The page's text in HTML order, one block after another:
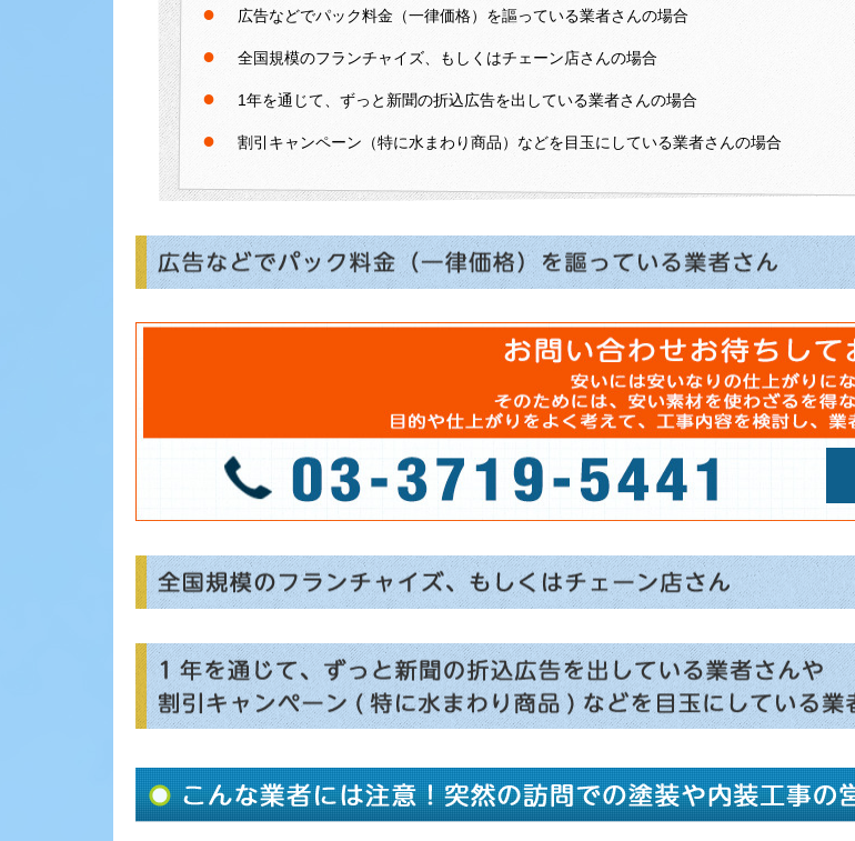
● 広告などでパック料金（一律価格）を謳っている業者さんの場合
● 全国規模のフランチャイズ、もしくはチェーン店さんの場合
● 1年を通じて、ずっと新聞の折込広告を出している業者さんの場合
● 割引キャンペーン（特に水まわり商品）などを目玉にしている業者さんの場合